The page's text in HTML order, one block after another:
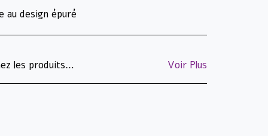
au design épuré
d'encre et les toners ne peuvent être retournés après ouverture et/ou utilisation. Les produits fabriqués sur commande spéciale et approuvés par le client ne peuvent être retournés. Les produits commandés spécialement pour le client ne peuvent être retournés. Les imprimés et les timbres relus et approuvés par le client ne peuvent être retournés. Les images du site sont présentées à titre d'illustration uniquement ; l'emballage et l'apparence du produit peuvent être modifiés. T.L.H. Voir Plus